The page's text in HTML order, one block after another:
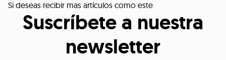
Si deseas recibir mas artículos como este
Suscríbete a nuestra
newsletter